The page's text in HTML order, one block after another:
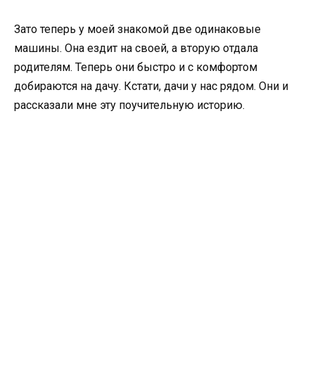
Зато теперь у моей знакомой две одинаковые
машины. Она ездит на своей, а вторую отдала
родителям. Теперь они быстро и с комфортом
добираются на дачу. Кстати, дачи у нас рядом. Они и
рассказали мне эту поучительную историю.